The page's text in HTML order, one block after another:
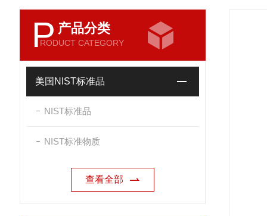
P 产品分类
RODUCT CATEGORY
美国NIST标准品
NIST标准品
NIST标准物质
查看全部